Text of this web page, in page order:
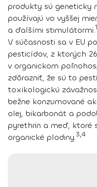
produkty sú geneticky
používajú vo vyššej
a ďalšími stimulátormi.
V súčasnosti sa v EU
pesticídov, z ktorých
v organickom
zdôrazniť, že sú to
toxikologickú
bežne konzumované
olej, bikarbonát a
pyrethrin a meď, ktoré
organické plodiny.3,4